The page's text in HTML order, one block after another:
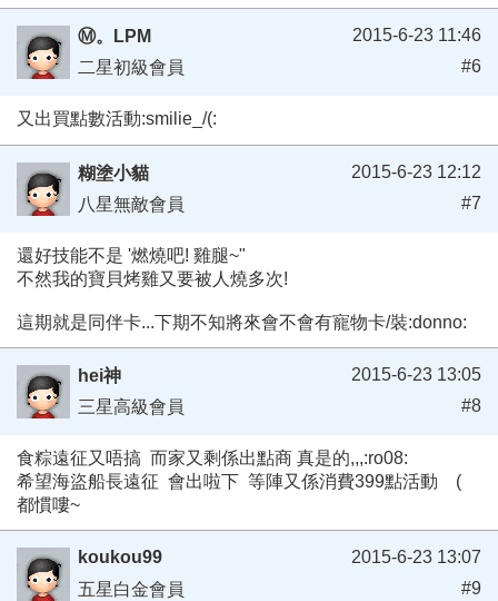
Ⓜ。LPM
二星初級會員
2015-6-23 11:46
#6
又出買點數活動:smilie_/(:
糊塗小貓
八星無敵會員
2015-6-23 12:12
#7
還好技能不是 '燃燒吧! 雞腿~"
不然我的寶貝烤雞又要被人燒多次!
這期就是同伴卡...下期不知將來會不會有寵物卡/裝:donno:
hei神
三星高級會員
2015-6-23 13:05
#8
食粽遠征又唔搞 而家又剩係出點商 真是的,,,:ro08:
希望海盜船長遠征 會出啦下 等陣又係消費399點活動 (
都慣嘍~
koukou99
五星白金會員
2015-6-23 13:07
#9